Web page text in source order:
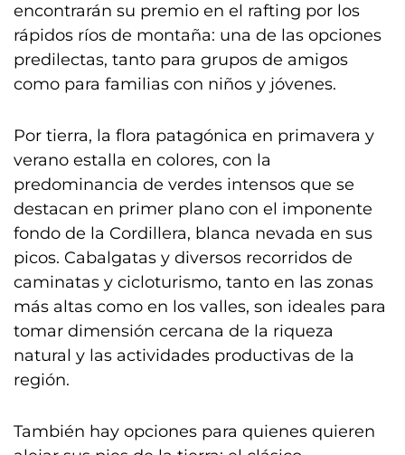
encontrarán su premio en el rafting por los
rápidos ríos de montaña: una de las opciones
predilectas, tanto para grupos de amigos
como para familias con niños y jóvenes.
Por tierra, la flora patagónica en primavera y
verano estalla en colores, con la
predominancia de verdes intensos que se
destacan en primer plano con el imponente
fondo de la Cordillera, blanca nevada en sus
picos. Cabalgatas y diversos recorridos de
caminatas y cicloturismo, tanto en las zonas
más altas como en los valles, son ideales para
tomar dimensión cercana de la riqueza
natural y las actividades productivas de la
región.
También hay opciones para quienes quieren